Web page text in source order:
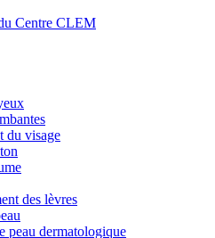
Centre CLEM
du visage
des lèvres
peau dermatologique